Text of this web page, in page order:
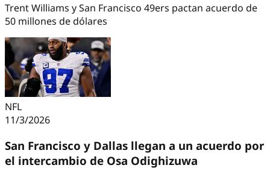
Trent Williams y San Francisco 49ers pactan acuerdo de
50 millones de dólares
NFL
11/3/2026
San Francisco y Dallas llegan a un acuerdo por
el intercambio de Osa Odighizuwa